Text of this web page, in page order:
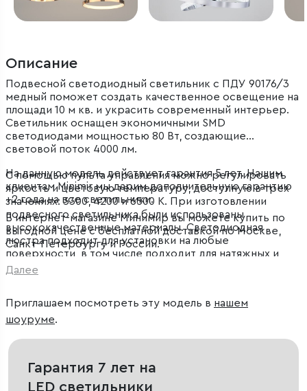
Описание
Подвесной светодиодный светильник с ПДУ 90176/3
медный поможет создать качественное освещение на
площади 10 м кв. и украсить современный интерьер.
Светильник оснащен экономичными SMD
светодиодами мощностью 80 Вт, создающие
световой поток 4000 лм.
С помощью пульта управления можно регулировать
яркость и цветовую температуру, доступную в трех
значениях: 3300, 4200 и 6500 К. При изготовлении
подвесного светильника были использованы
высококачественные материалы. Светодиодная
люстра подходит для установки на любые
поверхности, в том числе подходит для натяжных и
подвесных потолков.
На данную модель действует гарантия 5 лет. Нашим
клиентам Minimir мы дарим дополнительную гарантию
+2 года на все светильники.
В интернет-магазине Минимир вы можете купить по
выгодной цене с бесплатной доставкой по Москве,
Санкт-Петербургу и России.
Далее
Приглашаем посмотреть эту модель в нашем
шоуруме.
Гарантия 7 лет на
LED светильники